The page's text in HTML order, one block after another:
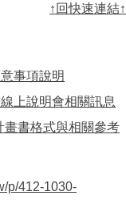
↑回快速連結↑
事項說明
上說明會相關訊息
畫書格式與相關參考
p/412-1030-